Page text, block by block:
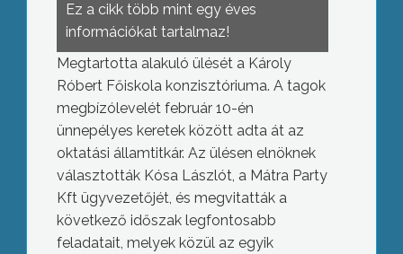
Ez a cikk több mint egy éves
információkat tartalmaz!
Megtartotta alakuló ülését a Károly
Róbert Főiskola konzisztóriuma. A tagok
megbízólevelét február 10-én
ünnepélyes keretek között adta át az
oktatási államtitkár. Az ülésen elnöknek
választották Kósa Lászlót, a Mátra Party
Kft ügyvezetőjét, és megvitatták a
következő időszak legfontosabb
feladatait, melyek közül az egyik